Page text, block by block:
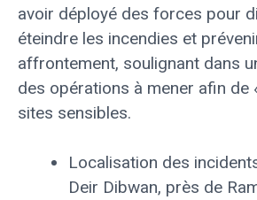
avoir déployé des forces pour
éteindre les incendies et
affrontement, soulignant dans
des opérations à mener afin de
sites sensibles.
Localisation des
Deir Dibwan, près de